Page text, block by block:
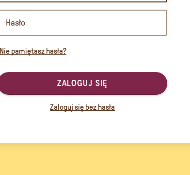
Nie pamiętasz hasła?
ZALOGUJ SIĘ
Zaloguj się bez hasła